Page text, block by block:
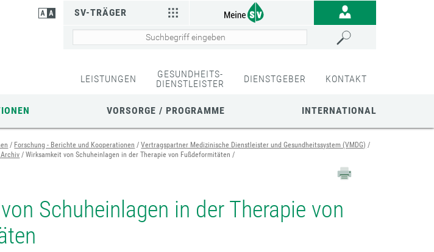
SV-TRÄGER
LEISTUNGEN
GESUNDHEITS-
DIENSTLEISTER
DIENSTGEBER KONTAKT
VORSORGE / PROGRAMME INTERNATIONAL
Forschung - Berichte und Kooperationen
Vertragspartner Medizinische Dienstleister und Gesundheitssystem (VMDG)
Archiv Wirksamkeit von Schuheinlagen in der Therapie von Fußdeformitäten
Schuheinlagen in der Therapie von